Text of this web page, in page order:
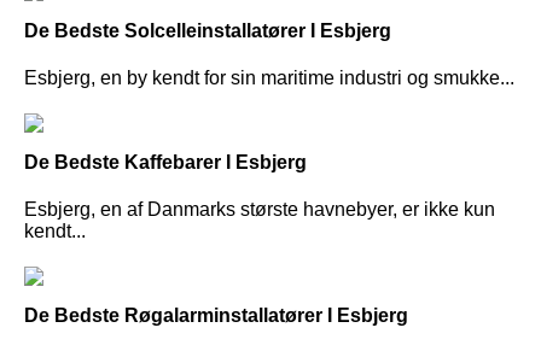
De Bedste Solcelleinstallatører I Esbjerg
Esbjerg, en by kendt for sin maritime industri og smukke...
De Bedste Kaffebarer I Esbjerg
Esbjerg, en af Danmarks største havnebyer, er ikke kun
kendt...
De Bedste Røgalarminstallatører I Esbjerg